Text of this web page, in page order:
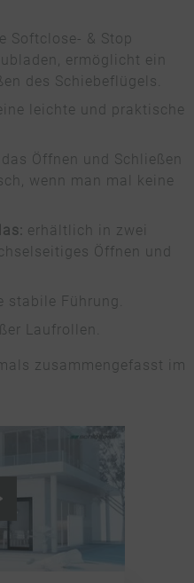
Softclose- & Stop
ermöglicht ein
des Schiebeflügels.
leichte und praktische
Öffnen und Schließen
wenn man mal keine
erhältlich in zwei
Öffnen und
stabile Führung.
Laufrollen.
zusammengefasst im